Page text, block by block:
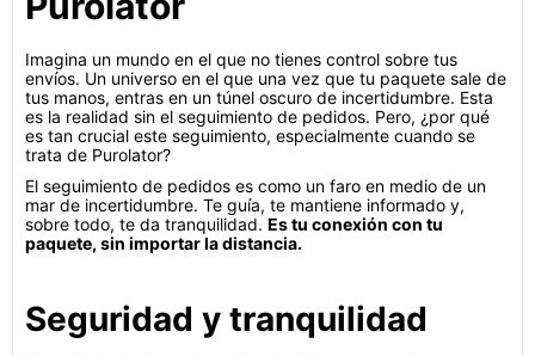
Imagina un mundo en el que no tienes control sobre tus
envíos. Un universo en el que una vez que tu paquete sale de
tus manos, entras en un túnel oscuro de incertidumbre. Esta
es la realidad sin el seguimiento de pedidos. Pero, ¿por qué
es tan crucial este seguimiento, especialmente cuando se
trata de Purolator?
El seguimiento de pedidos es como un faro en medio de un
mar de incertidumbre. Te guía, te mantiene informado y,
sobre todo, te da tranquilidad. Es tu conexión con tu
paquete, sin importar la distancia.
Seguridad y tranquilidad